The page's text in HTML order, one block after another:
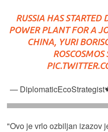
RUSSIA HAS
POWER PLANT FOR A
CHINA, YURI
ROSCOSMOS
—
"Ovo je vrlo ozbiljan izazov